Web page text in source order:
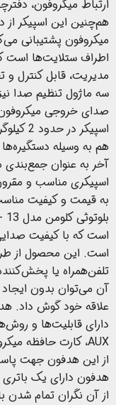
ارتباط میکروفون،
میکروفون پشتیبانی
اطراف ستلایت‌ها
مدیریت، قابل کنترل
سه ماژول تنظیم صدا
صدای خروجی میکروفون
هم به وسیله
آخر به عنوان جمع‌بندی
اسپیکری مناسب و
به قیمت و کیفیت
است که با کیفیت‌
تلفن‌همراه یا
آن می‌توان بدون
دارای قابلیت‌ها و
از این هدفون جهت
هدفون دارای یک باتری
از آن نگران تمام